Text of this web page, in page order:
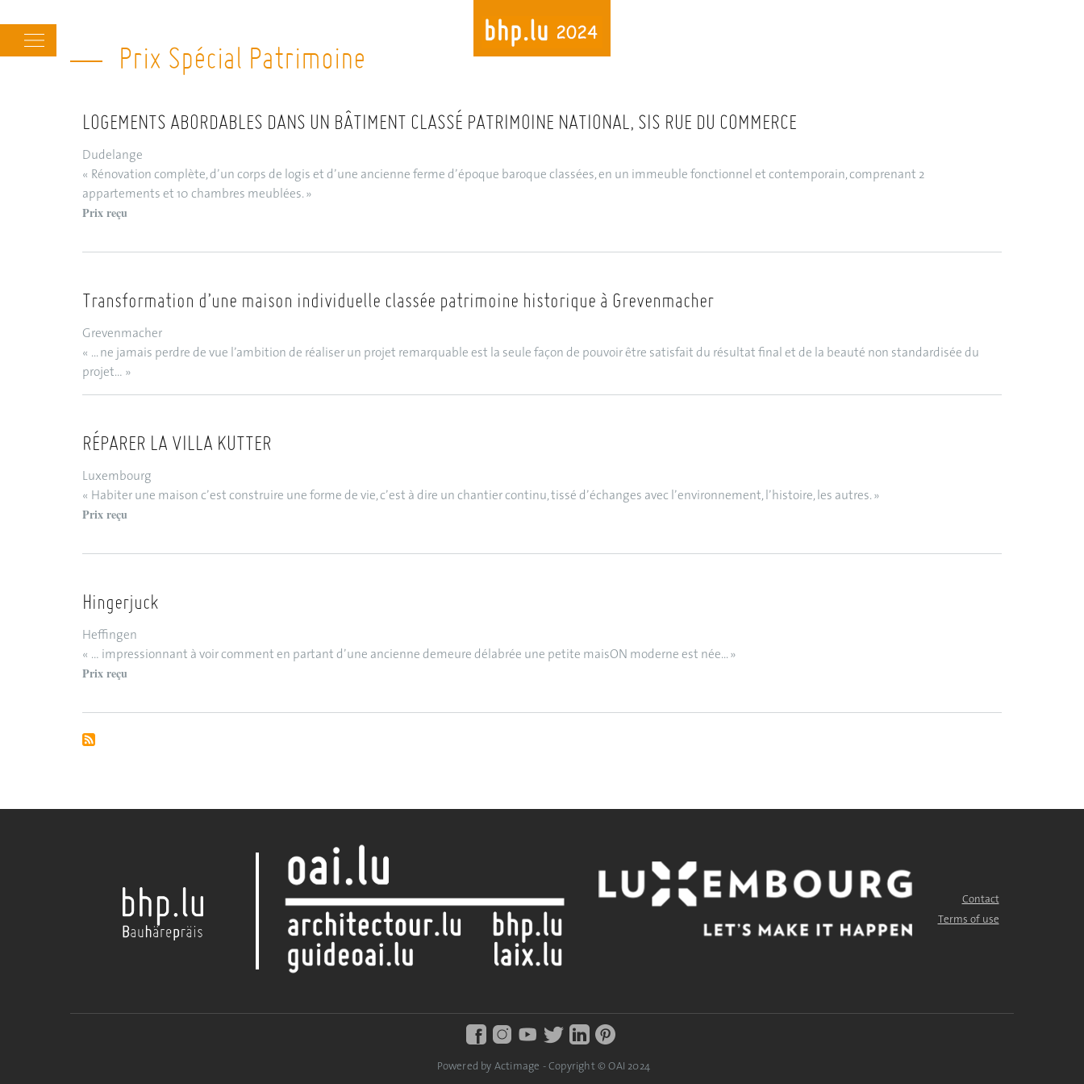
Main
navigation
Prix Spécial Patrimoine
LOGEMENTS ABORDABLES DANS UN BÂTIMENT CLASSÉ PATRIMOINE NATIONAL, SIS RUE DU COMMERCE
Dudelange
« Rénovation complète, d’un corps de logis et d’une ancienne ferme d’époque baroque classées, en un immeuble fonctionnel et contemporain, comprenant 2
appartements et 10 chambres meublées. »
Prix reçu
Transformation d’une maison individuelle classée patrimoine historique à Grevenmacher
Grevenmacher
« ... ne jamais perdre de vue l’ambition de réaliser un projet remarquable est la seule façon de pouvoir être satisfait du résultat final et de la beauté non standardisée du
projet… »
RÉPARER LA VILLA KUTTER
Luxembourg
« Habiter une maison c’est construire une forme de vie, c’est à dire un chantier continu, tissé d’échanges avec l’environnement, l’histoire, les autres. »
Prix reçu
Hingerjuck
Heffingen
« … impressionnant à voir comment en partant d’une ancienne demeure délabrée une petite maisON moderne est née... »
Prix reçu
MENU
Contact
Terms of use
Powered by Actimage - Copyright © OAI 2024